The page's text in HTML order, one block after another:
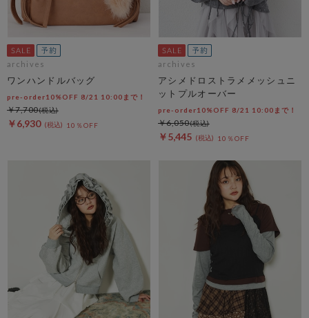
archives
ワンハンドルバッグ
pre-order10%OFF 8/21 10:00まで！
￥6,930 10％OFF
￥7,700
archives
アシメドロストラメメッシュニ
ットプルオーバー
pre-order10%OFF 8/21 10:00まで！
￥5,445 10％OFF
￥6,050